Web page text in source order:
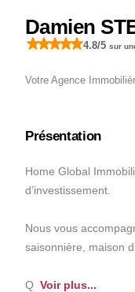
Damien
4.8/5 sur
Votre Agence
Présentation
Home Global
d’investissement.
Nous vous
saisonnière, maison
Q Voir plus...